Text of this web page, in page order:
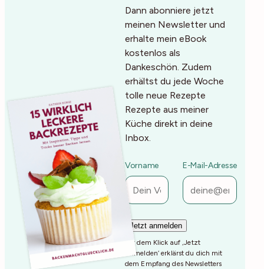
Dann abonniere jetzt
meinen Newsletter und
erhalte mein eBook
kostenlos als
Dankeschön. Zudem
erhältst du jede Woche
tolle neue Rezepte
Rezepte aus meiner
Küche direkt in deine
Inbox.
Vorname E-Mail-Adresse
Mit dem Klick auf ‚Jetzt
Anmelden‘ erklärst du dich mit
dem Empfang des Newsletters